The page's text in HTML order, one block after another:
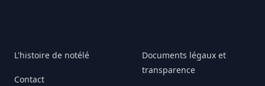
L'histoire de notélé
Contact
Documents légaux et
transparence